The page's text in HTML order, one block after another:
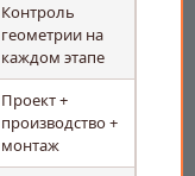
Контроль
геометрии на
каждом этапе
Проект +
производство +
монтаж